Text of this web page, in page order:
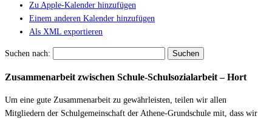
Zu Apple-Kalender hinzufügen
Einem anderen Kalender hinzufügen
Als XML exportieren
Suchen nach:
Zusammenarbeit zwischen Schule-Schulsozialarbeit – Hort
Um eine gute Zusammenarbeit zu gewährleisten, teilen wir allen
Mitgliedern der Schulgemeinschaft der Athene-Grundschule mit, dass wir